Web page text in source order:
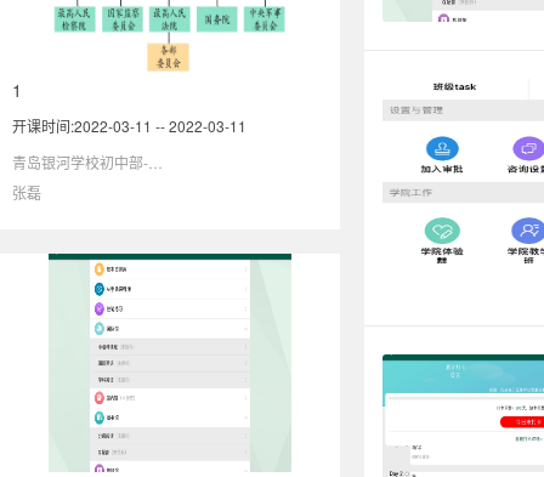
1
开课时间:2022-03-11 -- 2022-03-11
张磊